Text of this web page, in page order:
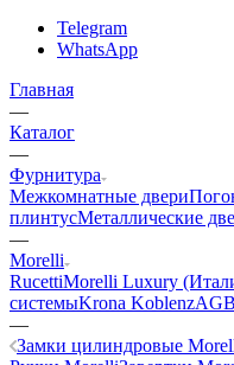
Telegram
WhatsApp
Главная
—
Каталог
—
Фурнитура
Межкомнатные двери
плинтусМеталлические
—
Morelli
RucettiMorelli Luxury
системыKrona KoblenzAGB
—
Замки цилиндровые